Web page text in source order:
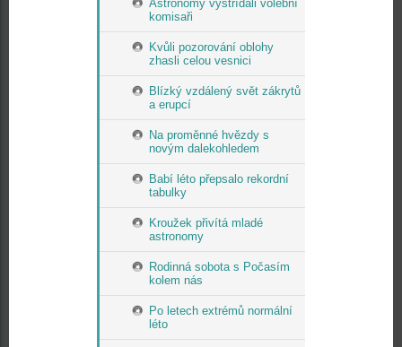
Astronomy vystřídali volební
komisaři
Kvůli pozorování oblohy
zhasli celou vesnici
Blízký vzdálený svět zákrytů
a erupcí
Na proměnné hvězdy s
novým dalekohledem
Babí léto přepsalo rekordní
tabulky
Kroužek přivítá mladé
astronomy
Rodinná sobota s Počasím
kolem nás
Po letech extrémů normální
léto